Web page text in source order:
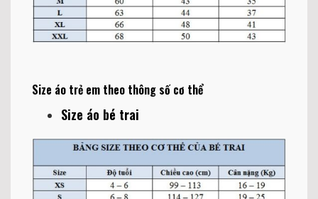
Size áo trẻ em theo thông số cơ thể
Size áo bé trai